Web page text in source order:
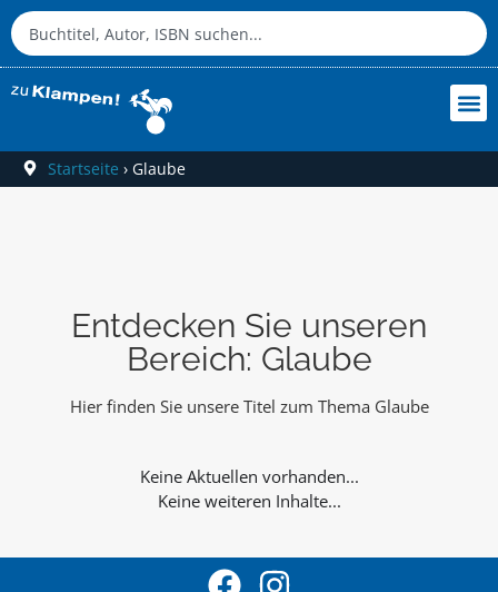
Startseite › Glaube
Entdecken Sie unseren
Bereich: Glaube
Hier finden Sie unsere Titel zum Thema Glaube
Keine weiteren Inhalte...